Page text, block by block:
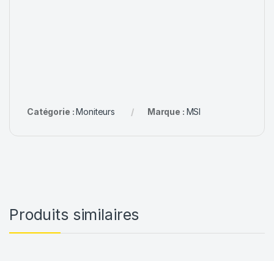
Catégorie :Moniteurs Marque : MSI
Produits similaires